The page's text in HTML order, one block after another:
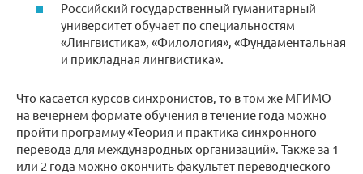
Российский государственный гуманитарный
университет обучает по специальностям
«Лингвистика», «Филология», «Фундаментальная
и прикладная лингвистика».
Что касается курсов синхронистов, то в том же МГИМО
на вечернем формате обучения в течение года можно
пройти программу «Теория и практика синхронного
перевода для международных организаций». Также за 1
или 2 года можно окончить факультет переводческого